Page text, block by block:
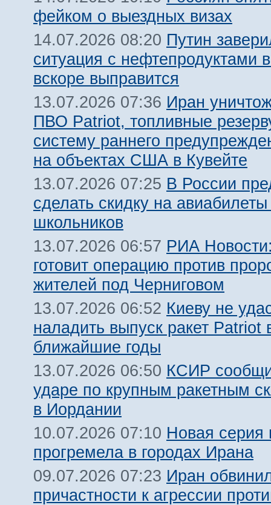
фейком о выездных визах
14.07.2026 08:20 Путин
ситуация с нефтепродуктами
вскоре выправится
13.07.2026 07:36 Иран
ПВО Patriot, топливные
систему раннего
на объектах США в Кувейте
13.07.2026 07:25 В России
сделать скидку на
школьников
13.07.2026 06:57 РИА
готовит операцию против
жителей под Черниговом
13.07.2026 06:52 Киеву не
наладить выпуск ракет Patriot
ближайшие годы
13.07.2026 06:50 КСИР
ударе по крупным ракетным
в Иордании
10.07.2026 07:10 Новая серия
прогремела в городах Ирана
09.07.2026 07:23 Иран
причастности к агрессии